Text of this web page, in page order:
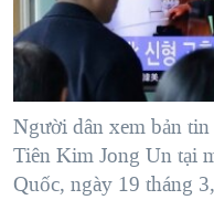
"Tìm"NGƯỜI VIỆT HẢI
ĐỜI SỐNG
KINH TẾ
SỨC KHOẺ
TẠI
HÀNH TRÌNH BẦU CỬ
MỘT NĂM CHIẾN
GIẢI MÃ VÀNH ĐAI &
NGÀY TỊ NẠN THẾ
VIDEO
NGHE
MẠNG XÃ HỘI
Người dân xem bản
Tiên Kim Jong Un tại
Quốc, ngày 19 tháng